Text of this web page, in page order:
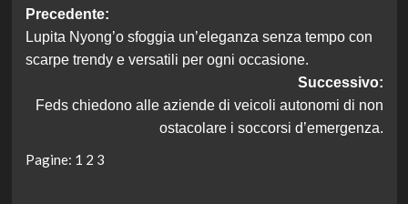
Navigazione
articolo
Precedente:
Lupita Nyong’o sfoggia un’eleganza senza tempo con
scarpe trendy e versatili per ogni occasione.
Successivo:
Feds chiedono alle aziende di veicoli autonomi di non
ostacolare i soccorsi d’emergenza.
Pagine: 1 2 3